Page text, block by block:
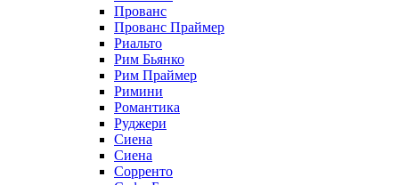
Прованс
Прованс Праймер
Риальто
Рим Бьянко
Рим Праймер
Римини
Романтика
Руджери
Сиена
Сиена
Сорренто